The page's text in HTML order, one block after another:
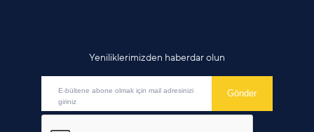
Yeniliklerimizden haberdar olun